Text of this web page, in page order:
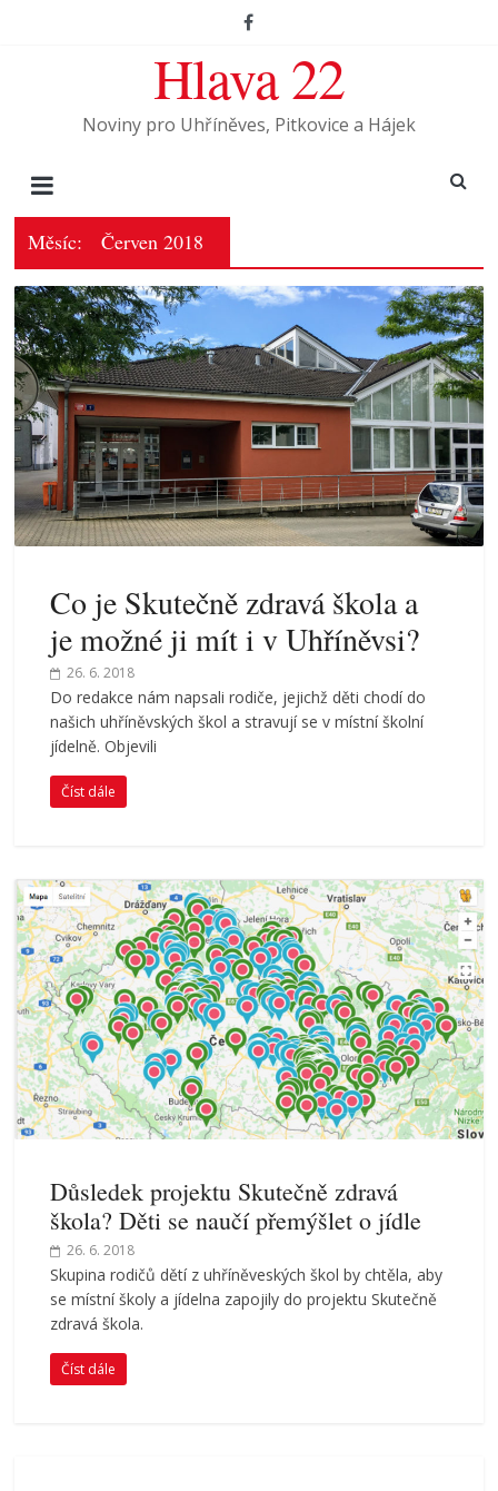
Hlava 22
Noviny pro Uhříněves, Pitkovice a Hájek
Měsíc: Červen 2018
Co je Skutečně zdravá škola a
je možné ji mít i v Uhříněvsi?
26. 6. 2018
Do redakce nám napsali rodiče, jejichž děti chodí do
našich uhříněvských škol a stravují se v místní školní
jídelně. Objevili
Číst dále
Důsledek projektu Skutečně zdravá
škola? Děti se naučí přemýšlet o jídle
26. 6. 2018
Skupina rodičů dětí z uhříněveských škol by chtěla, aby
se místní školy a jídelna zapojily do projektu Skutečně
zdravá škola.
Číst dále